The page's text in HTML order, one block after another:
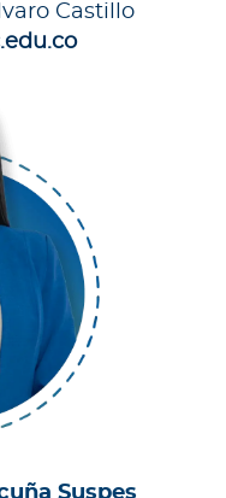
Castillo
Suspes